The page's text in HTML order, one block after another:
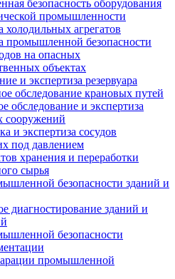
безопасность оборудования
промышленности
холодильных агрегатов
промышленной безопасности
на опасных
объектах
и экспертиза резервуара
обследование крановых путей
обследование и экспертиза
сооружений
и экспертиза сосудов
под давлением
хранения и переработки
сырья
безопасности зданий и
диагностирование зданий и
безопасности
промышленной